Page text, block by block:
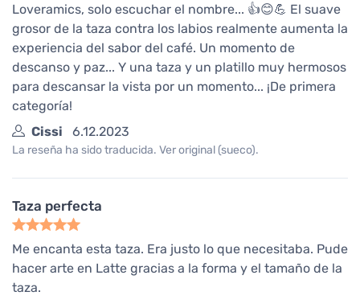
Loveramics, solo escuchar el nombre... 👍😊💪 El suave
grosor de la taza contra los labios realmente aumenta la
experiencia del sabor del café. Un momento de
descanso y paz... Y una taza y un platillo muy hermosos
para descansar la vista por un momento... ¡De primera
categoría!
Cissi
6.12.2023
La reseña ha sido traducida. Ver original (sueco).
Taza perfecta
Me encanta esta taza. Era justo lo que necesitaba. Pude
hacer arte en Latte gracias a la forma y el tamaño de la
taza.